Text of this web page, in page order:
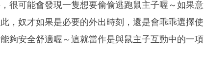
很可能會發現一隻想要偷偷逃跑鼠主子喔～如果意
，奴才如果是必要的外出時刻，還是會乖乖選擇使
夠安全舒適喔～這就當作是與鼠主子互動中的一項